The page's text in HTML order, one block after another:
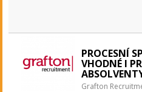
PROCESNÍ
VHODNÉ I
Grafton